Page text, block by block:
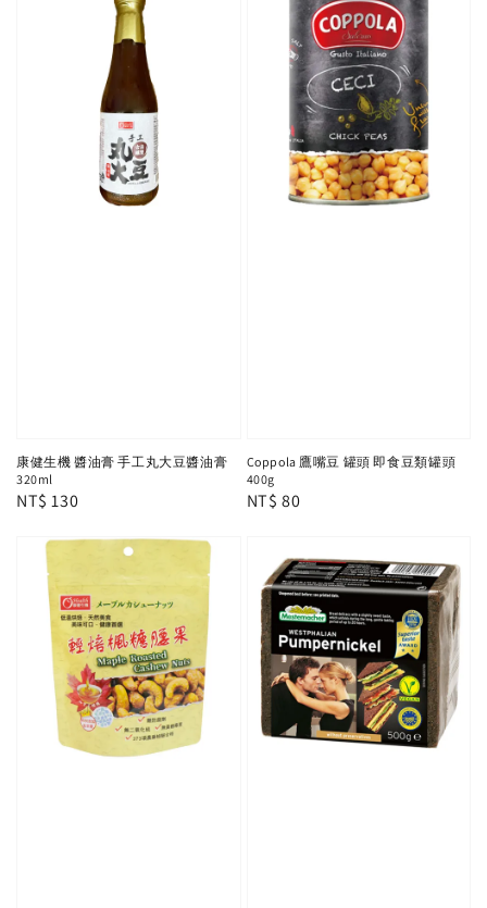
康健生機 醬油膏 手工丸大豆醬油膏
320ml
Regular
NT$ 130
Coppola 鷹嘴豆 罐頭 即食豆類罐頭
400g
Regular
NT$ 80